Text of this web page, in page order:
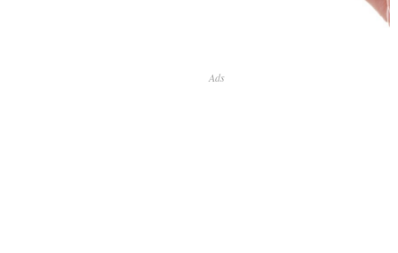
Ads